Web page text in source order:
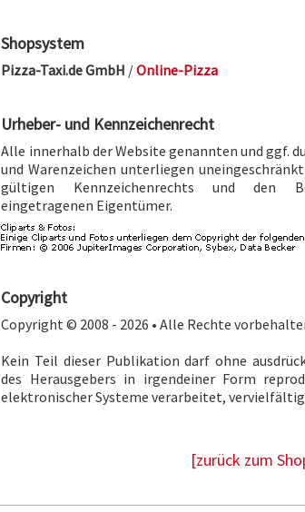
Shopsystem
Pizza-Taxi.de GmbH /Online-Pizza
Urheber- und Kennzeichenrecht
Alle innerhalb der Website genannten und ggf.
und Warenzeichen unterliegen
gültigen Kennzeichenrechts und den
eingetragenen Eigentümer.
Copyright
Copyright © 2008 - 2026 • Alle Rechte
Kein Teil dieser Publikation darf ohne
des Herausgebers in irgendeiner Form
elektronischer Systeme verarbeitet,
[zurück zum